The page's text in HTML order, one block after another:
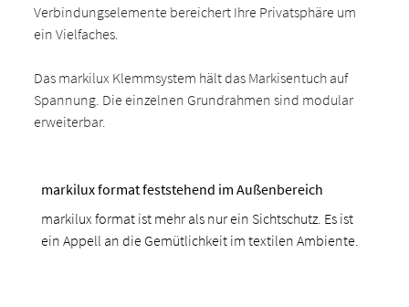
Verbindungselemente bereichert Ihre Privatsphäre um
ein Vielfaches.
Das markilux Klemmsystem hält das Markisentuch auf
Spannung. Die einzelnen Grundrahmen sind modular
erweiterbar.
markilux format feststehend im Außenbereich
markilux format ist mehr als nur ein Sichtschutz. Es ist
ein Appell an die Gemütlichkeit im textilen Ambiente.